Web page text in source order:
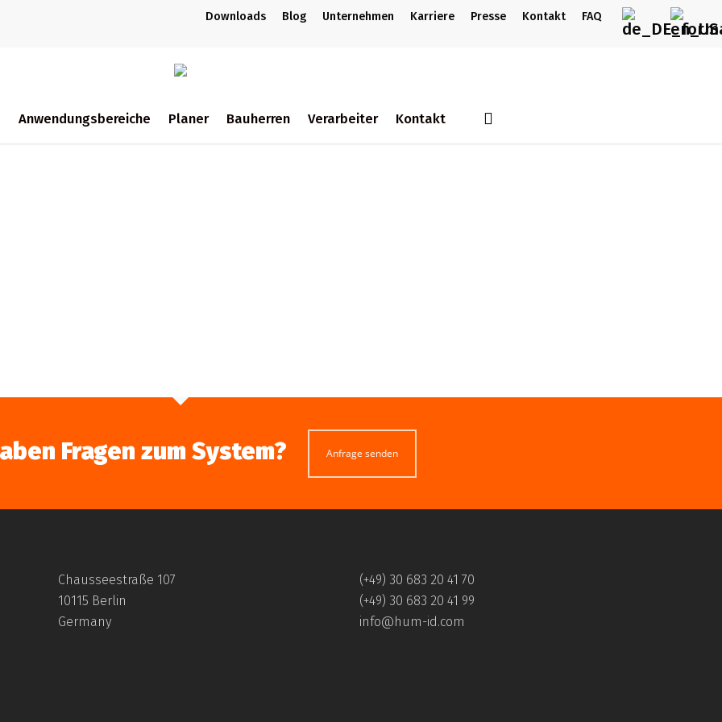
Downloads Blog Unternehmen Karriere Presse Kontakt FAQ
Anwendungsbereiche Planer Bauherren Verarbeiter Kontakt search
Fragen zum System? Anfrage senden
Chausseestraße 107
10115 Berlin
Germany
(+49) 30 683 20 41 70
(+49) 30 683 20 41 99
info@hum-id.com